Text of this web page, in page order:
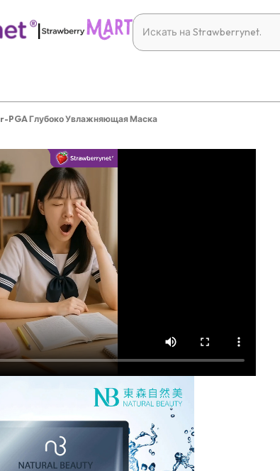
|
r-PGA Глубоко Увлажняющая Маска